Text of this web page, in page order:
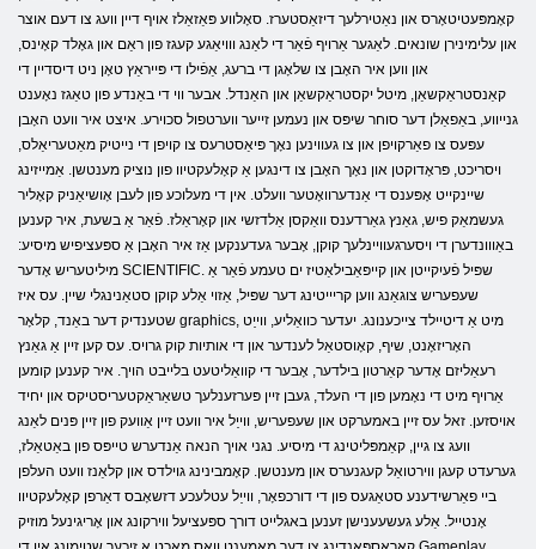
קאָמפּעטיטאָרס און נאַטירלעך דיזאַסטערז. סאָלווע פּאַזאַלז אויף דיין וועג צו דעם אוצר
און עלימינירן שונאים. לאַגער אַרויף פֿאַר די לאַנג ווויאַגע קעגז פון ראַם און גאָלד קאָינס,
און ווען איר האָבן צו שלאָגן די ברעג, אַפֿילו די פּייראַץ טאָן ניט דיסדיין די
קאַנסטראַקשאַן, מיטל יקסטראַקשאַן און האַנדל. אבער ווי די באַנדע פון ​​טאַגז נאָענט
גנייווע, באַפאַלן דער סוחר שיפּס און נעמען זייער ווערטפול סכוירע. איצט איר וועט האָבן
עפּעס צו פאַרקויפן און צו געווינען נאָך פּיאַסטרעס צו קויפן די נייטיק מאַטעריאַלס,
ויסריכט, פּראָדוקטן און נאָך האָבן צו דינגען אַ קאָלעקטיוו פון נוציק מענטשן. אַמייזינג
שיינקייט אָפּענס די אַנדערוואָטער וועלט. אין די מעלוכע פון ​​לעבן אָושיאַניק קאָליר
געשמאַק פיש, גאַנץ גאַרדענס וואַקסן אַלדזשי און קאָראַלז. פֿאַר אַ בשעת, איר קענען
באַווונדערן די ויסערגעוויינלעך קוקן, אָבער געדענקען אַז איר האָבן אַ ספּעציפיש מיסיע:
מיליטעריש אָדער SCIENTIFIC. שפּיל פֿעיִקייטן און קייפּאַבילאַטיז ים טעמע פֿאַר אַ
שעפעריש צוגאַנג ווען קריייטינג דער שפּיל, אַזוי אַלע קוקן סטאַנינגלי שיין. עס איז
שטענדיק דער באַנד, קלאָר graphics, מיט אַ דיטיילד צייכענונג. יעדער כוואַליע, ווייַט
האָריזאָנט, שיף, קאָוסטאַל לענדער און די אותיות קוק גרויס. עס קען זיין אַ גאַנץ
רעאַליזם אָדער קאַרטון בילדער, אָבער די קוואַליטעט בלייבט הויך. איר קענען קומען
אַרויף מיט די נאָמען פון די העלד, געבן זיין פּערזענלעך טשאַראַקטעריסטיקס און יחיד
אויסזען. זאל עס זיין באמערקט און שעפעריש, ווייַל איר וועט זיין אַוועק פון זיין פּנים לאַנג
וועג צו גיין, קאַמפּליטינג די מיסיע. נגני אויך הנאה אַנדערש טייפּס פון באַטאַלז,
גערעדט קעגן ווירטואַל קעגנערס און מענטשן. קאָמבינינג גוילדס און קלאַנז וועט העלפן
ביי פאַרשידענע סטאַגעס פון די דורכפאָר, ווייַל עטלעכע דזשאָבס דאַרפן קאָלעקטיוו
אָנטייל. אַלע געשעענישן זענען באגלייט דורך ספּעציעל ווירקונג און אָריגינעל מוזיק